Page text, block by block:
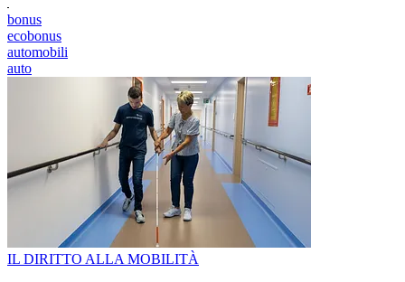
bonus
ecobonus
automobili
auto
IL DIRITTO ALLA MOBILITÀ